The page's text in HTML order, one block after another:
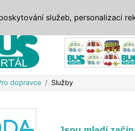
dopravce Služby
služeb, personalizaci